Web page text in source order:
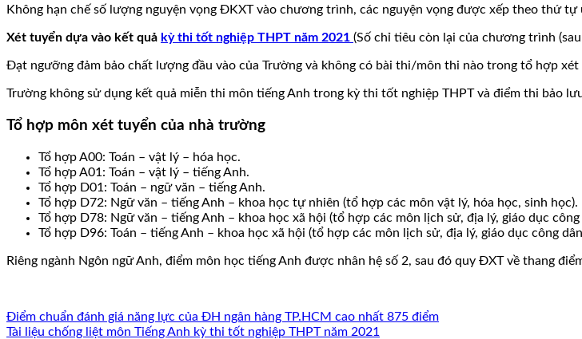
Không hạn chế số lượng nguyện vọng ĐKXT vào chương trình, các nguyện vọng được xếp theo thứ
Xét tuyển dựa vào kết quả kỳ thi tốt nghiệp THPT năm 2021 (Số chỉ tiêu còn lại của chương trình
Đạt ngưỡng đảm bảo chất lượng đầu vào của Trường và không có bài thi/môn thi nào trong tổ hợp
Trường không sử dụng kết quả miễn thi môn tiếng Anh trong kỳ thi tốt nghiệp THPT và điểm thi bảo
Tổ hợp môn xét tuyển của nhà trường
Tổ hợp A00: Toán – vật lý – hóa học.
Tổ hợp A01: Toán – vật lý – tiếng Anh.
Tổ hợp D01: Toán – ngữ văn – tiếng Anh.
Tổ hợp D72: Ngữ văn – tiếng Anh – khoa học tự nhiên (tổ hợp các môn vật lý, hóa học, sinh học).
Tổ hợp D78: Ngữ văn – tiếng Anh – khoa học xã hội (tổ hợp các môn lịch sử, địa lý, giáo dục công
Tổ hợp D96: Toán – tiếng Anh – khoa học xã hội (tổ hợp các môn lịch sử, địa lý, giáo dục công
Riêng ngành Ngôn ngữ Anh, điểm môn học tiếng Anh được nhân hệ số 2, sau đó quy ĐXT về thang
Điểm chuẩn đánh giá năng lực của ĐH ngân hàng TP.HCM cao nhất 875 điểm
Tài liệu chống liệt môn Tiếng Anh kỳ thi tốt nghiệp THPT năm 2021